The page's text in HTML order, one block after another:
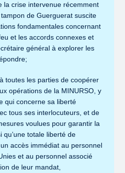
la crise intervenue récemment
de Guerguerat suscite
fondamentales concernant
et les accords connexes et
général à explorer les
toutes les parties de coopérer
opérations de la MINURSO, y
qui concerne sa liberté
tous ses interlocuteurs, et de
voulues pour garantir la
qu’une totale liberté de
accès immédiat au personnel
et au personnel associé
de leur mandat,